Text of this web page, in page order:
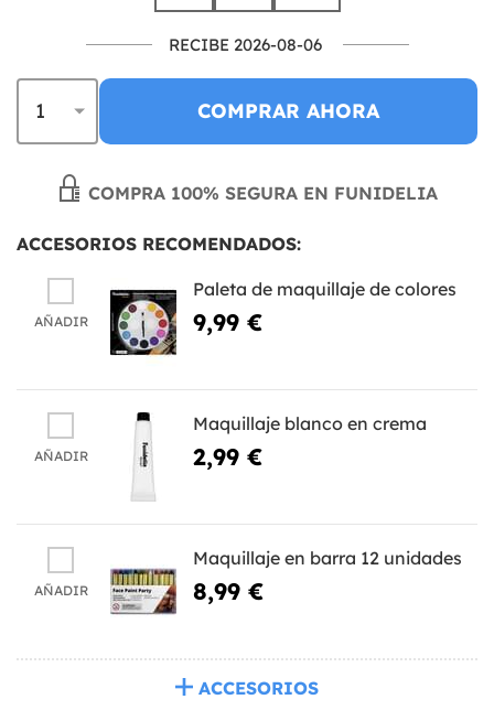
RECIBE 2026-08-06
COMPRAR AHORA
COMPRA 100% SEGURA EN FUNIDELIA
ACCESORIOS RECOMENDADOS:
AÑADIR
Paleta de maquillaje de colores
9,99 €
AÑADIR
Maquillaje blanco en crema
2,99 €
AÑADIR
Maquillaje en barra 12 unidades
8,99 €
ACCESORIOS